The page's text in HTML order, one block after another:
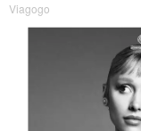
Viagogo